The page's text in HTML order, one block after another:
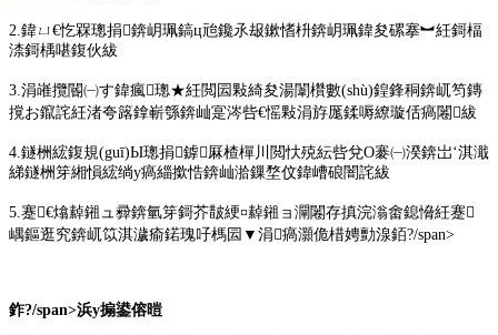
2.鍏ㄩ€忔槑璁捐錛岄珮鎬ц兘鑱氶叝鏉愭枡錛岄珮鍏夋磥搴︼紝鎶楅
渿鎶楀啿鍑伙紱
3.涓嶉攬閽㈠す鍏瘋璁★紝閲囩敤綺夋湯闈欑數(shù)鍠鋒秱錛屼笉鏄
撹お鑹詫紝渚夸簬鎿嶄綔錛屾寔涔呰€愮敤涓斿厖鍒嗕繚璇佸瘑闂紱
4.鐩栦綋鍑規(guī)Ы璁捐鎼厤楂樿川閲忕殑紜呰兌O褰㈠湀錛岀‘淇濈
綈鐩栦笌緗愪綋绱у瘑緇撳悎錛屾湁鏁堥伩鍏嶆硠闇詫紱
5.蹇€熻繛鎺ュ彛錛氫笌鎶芥皵綆¤繛鎺ョ灛闂存搷浣滃畬鎴愶紝蹇
嵎鏂逛究錛屼笖淇濊瘉鍩瑰吇榪囩▼涓瘑灝佹棤娉勯湶銆?/span>
鈼?/span>浜у搧鍙傛暟